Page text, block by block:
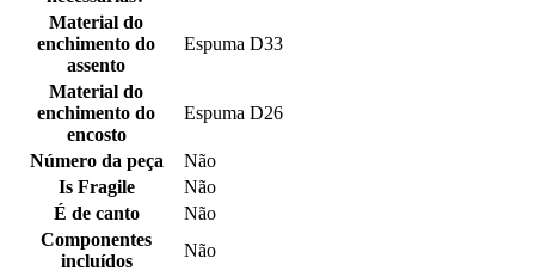
Material do
enchimento do
assento
Espuma D33
Material do
enchimento do
encosto
Espuma D26
Número da peça
Não
Is Fragile
Não
É de canto
Não
Componentes
incluídos
Não